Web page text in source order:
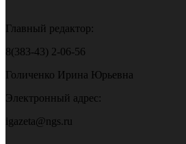
Главный редактор:
8(383-43) 2-06-56
Голиченко Ирина Юрьевна
Электронный адрес:
igazeta@ngs.ru